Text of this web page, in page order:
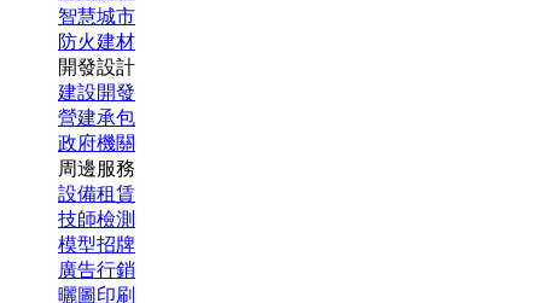
智慧城市
防火建材
開發設計
建設開發
營建承包
政府機關
周邊服務
設備租賃
技師檢測
模型招牌
廣告行銷
曬圖印刷